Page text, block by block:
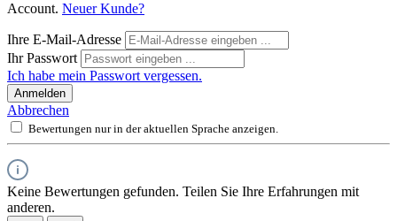
Account. Neuer Kunde?
Ihre E-Mail-Adresse
Ihr Passwort
Ich habe mein Passwort vergessen.
Anmelden
Abbrechen
Bewertungen nur in der aktuellen Sprache anzeigen.
Keine Bewertungen gefunden. Teilen Sie Ihre Erfahrungen mit
anderen.